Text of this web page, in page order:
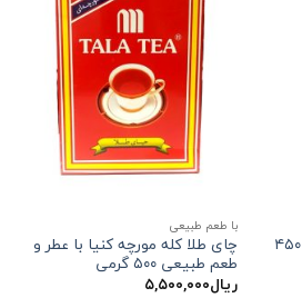
سوفیا کله مورچه کنیا هلدار ۴۵۰
با طعم طبیعی
چای طلا کله مورچه کنیا با عطر و
طعم طبیعی ۵۰۰ گرمی
ریال۵,۵۰۰,۰۰۰